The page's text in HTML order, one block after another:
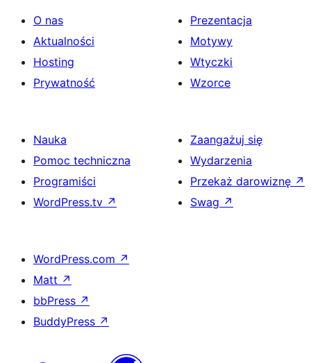
O nas
Aktualności
Hosting
Prywatność
Prezentacja
Motywy
Wtyczki
Wzorce
Nauka
Pomoc techniczna
Programiści
WordPress.tv ↗
Zaangażuj się
Wydarzenia
Przekaż darowiznę ↗
Swag ↗
WordPress.com ↗
Matt ↗
bbPress ↗
BuddyPress ↗